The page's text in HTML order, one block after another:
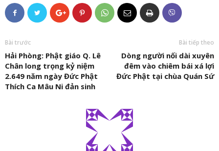
Bài trước
Hải Phòng: Phật giáo Q. Lê
Chân long trọng kỷ niệm
2.649 năm ngày Đức Phật
Thích Ca Mâu Ni đản sinh
Bài tiếp theo
Dòng người nối dài xuyên
đêm vào chiêm bái xá lợi
Đức Phật tại chùa Quán Sứ